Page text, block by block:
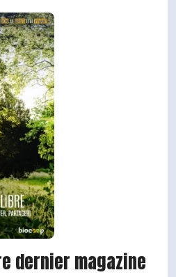
dernier magazine